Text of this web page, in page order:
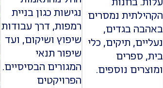
הקהילתית נמסרים
באהבה בגדים,
נעליים, תיקים, כלי
בית, ספרים
ומוצרים נוספים.
נגישות כגון בניית
רמפות, דרך עבודות
שיפוץ ושיקום, ועד
שיפור תנאי
המגורים הבסיסיים.
הפרויקטים